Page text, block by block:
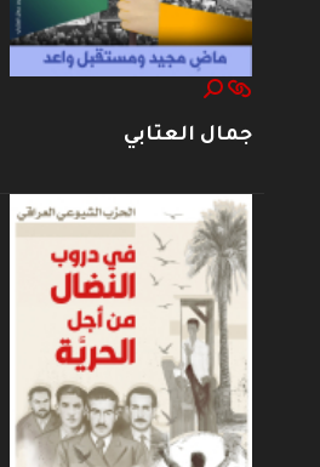
جمال العتابي